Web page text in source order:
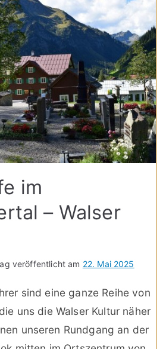
im
– Walser
veröffentlicht am 22. Mai 2025
sind eine ganze Reihe von
uns die Walser Kultur näher
unseren Rundgang an der